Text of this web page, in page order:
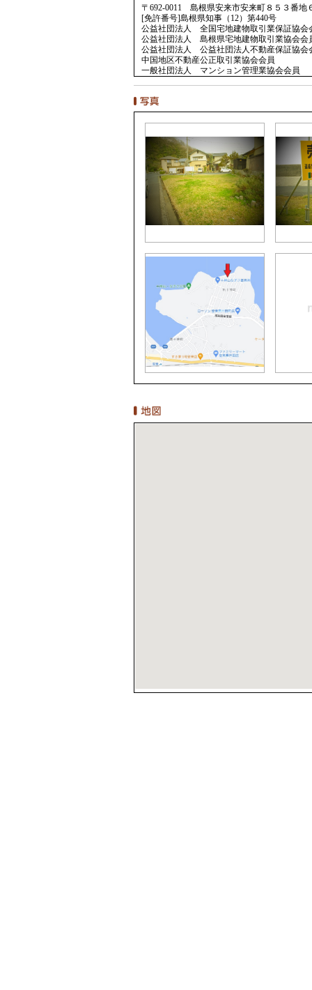
〒692-0011 島根県安来市安来町８５３番地
[免許番号]島根県知事（12）第440号
公益社団法人 全国宅地建物取引業保証協会
公益社団法人 島根県宅地建物取引業協会会
公益社団法人 公益社団法人不動産保証協会
中国地区不動産公正取引業協会会員
一般社団法人 マンション管理業協会会員